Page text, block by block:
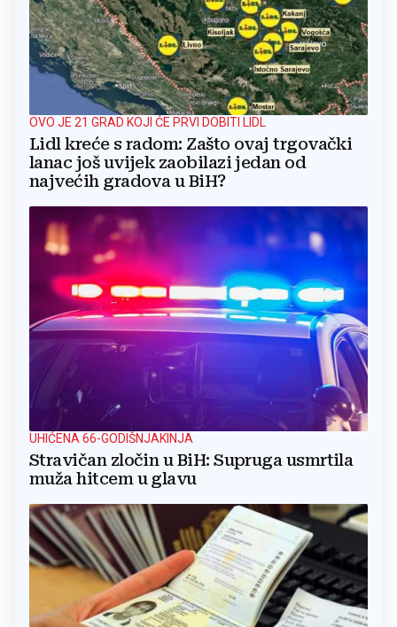
OVO JE 21 GRAD KOJI ĆE PRVI DOBITI LIDL
Lidl kreće s radom: Zašto ovaj trgovački
lanac još uvijek zaobilazi jedan od
najvećih gradova u BiH?
UHIĆENA 66-GODIŠNJAKINJA
Stravičan zločin u BiH: Supruga usmrtila
muža hitcem u glavu